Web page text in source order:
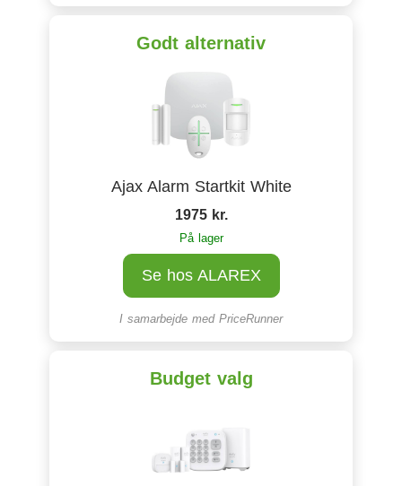
Godt alternativ
Ajax Alarm Startkit White
1975 kr.
På lager
Se hos ALAREX
I samarbejde med PriceRunner
Budget valg